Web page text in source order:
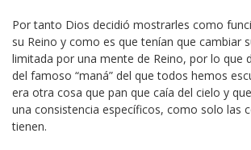
Por tanto Dios decidió mostrarles como
su Reino y como es que tenían que cambiar
limitada por una mente de Reino, por lo que
del famoso “maná” del que todos hemos
era otra cosa que pan que caía del cielo y
una consistencia específicos, como solo las
tienen.